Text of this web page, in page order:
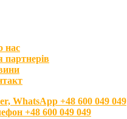
нас
партнерів
WhatsApp +48 600 049 049
+48 600 049 049